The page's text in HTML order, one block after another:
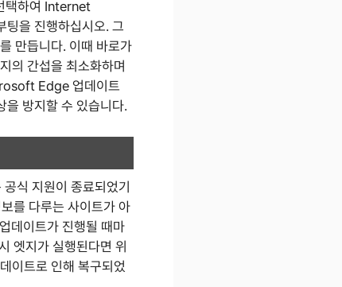
택하여 Internet
팅을 진행하십시오. 그
만듭니다. 이때 바로가
의 간섭을 최소화하며
Edge 업데이트
을 방지할 수 있습니다.
식 지원이 종료되었기
를 다루는 사이트가 아
데이트가 진행될 때마
엣지가 실행된다면 위
이트로 인해 복구되었